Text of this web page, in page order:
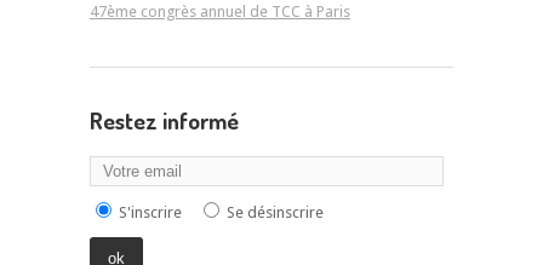
47ème congrès annuel de TCC à Paris
Restez informé
S'inscrire Se désinscrire